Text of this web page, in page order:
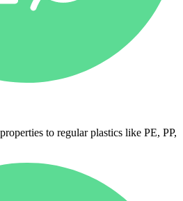
to regular plastics like PE, PP,